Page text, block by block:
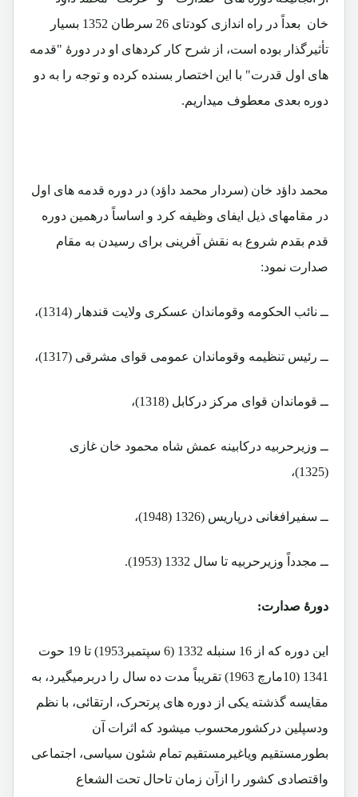
خان بعداً در راه اندازی کودتای 26 سرطان 1352 بسیار
تأثیرگذار بوده است، از شرح کار کردهای او در دورۀ "قدمه
های اول قدرت" با این اختصار بسنده کرده و توجه را به دو
دوره بعدی معطوف میداریم.
محمد داؤد خان (سردار محمد داؤد) در دوره قدمه های اول
در مقامهای ذیل ایفای وظیفه کرد و اساساً درهمین دوره
قدم بقدم شروع به نقش آفرینی برای رسیدن به مقام
صدارت نمود:
ــ نائب الحکومه وقوماندان عسکری ولایت قندهار (1314)،
ــ رئیس تنظیمه وقوماندان عمومی قوای مشرقی (1317)،
ــ قوماندان قوای مرکز درکابل (1318)،
ــ وزیرحربیه درکابینه عمش شاه محمود خان غازی
(1325)،
ــ سفیرافغانی درپاریس (1326 (1948)،
ــ مجدداً وزیرحربیه تا سال 1332 (1953).
دورۀ صدارت:
این دوره که از 16 سنبله 1332 (6 سپتمبر1953) تا 19 حوت
1341 (10مارچ 1963) تقریباً مدت ده سال را دربرمیگیرد، به
مقایسه گذشته یکی از دوره های پرتحرک، ارتقائی، با نظم
ودسپلین درکشورمحسوب میشود که اثرات آن
بطورمستقیم ویاغیرمستقیم تمام شئون سیاسی، اجتماعی
واقتصادی کشور را ازآن زمان تاحال تحت الشعاع